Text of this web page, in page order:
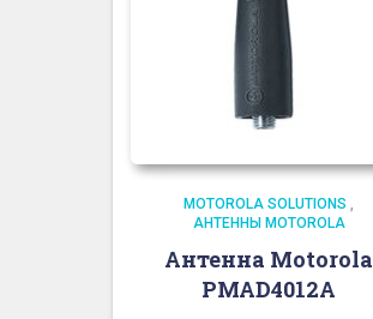
MOTOROLA SOLUTIONS ,
АНТЕННЫ MOTOROLA
Антенна Motorola
PMAD4012A